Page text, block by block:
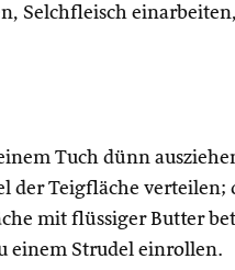
Selchfleisch
Tuch dünn
der Teigfläche verteilen;
mit flüssiger Butter
einem Strudel einrollen.